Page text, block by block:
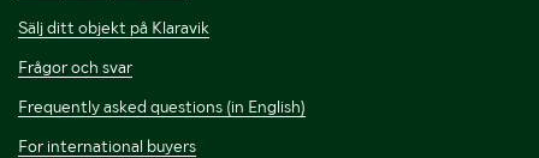
Sälj ditt objekt på Klaravik
Frågor och svar
Frequently asked questions (in English)
For international buyers